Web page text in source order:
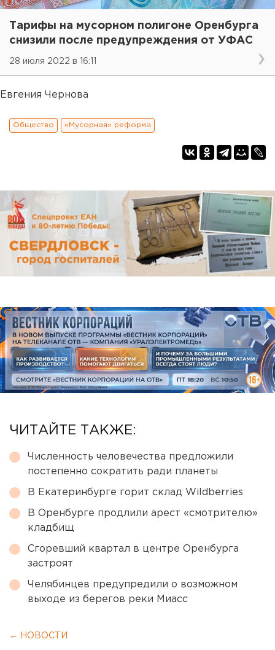
Тарифы на мусорном полигоне Оренбурга
снизили после предупреждения от УФАС
28 июля 2022 в 16:11
Евгения Чернова
Общество «Мусорная» реформа
ЧИТАЙТЕ ТАКЖЕ:
Численность человечества предложили
постепенно сократить ради планеты
В Екатеринбурге горит склад Wildberries
В Оренбурге продлили арест «смотрителю»
кладбищ
Сгоревший квартал в центре Оренбурга
застроят
Челябинцев предупредили о возможном
выходе из берегов реки Миасс
← НОВОСТИ